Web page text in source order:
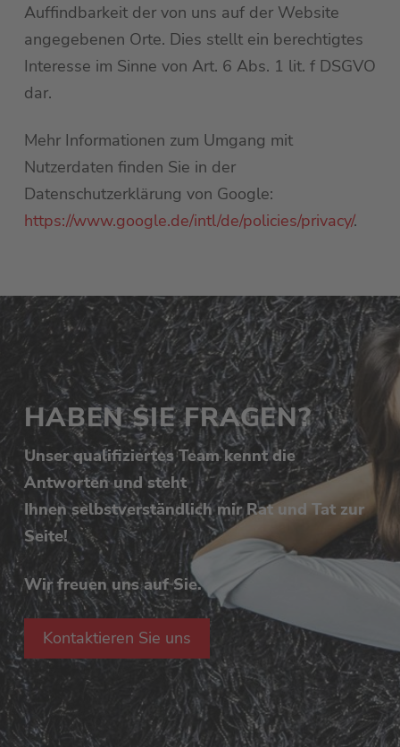
Auffindbarkeit der von uns auf der Website
angegebenen Orte. Dies stellt ein berechtigtes
Interesse im Sinne von Art. 6 Abs. 1 lit. f DSGVO
dar.
Mehr Informationen zum Umgang mit
Nutzerdaten finden Sie in der
Datenschutzerklärung von Google:
https://www.google.de/intl/de/policies/privacy/.
HABEN SIE FRAGEN?
Unser qualifiziertes Team kennt die
Antworten und steht
Ihnen selbstverständlich mir Rat und Tat zur
Seite!
Wir freuen uns auf Sie.
Kontaktieren Sie uns